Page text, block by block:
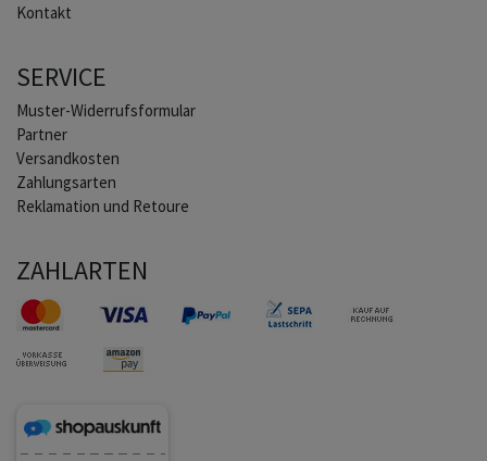
Kontakt
SERVICE
Muster-Widerrufsformular
Partner
Versandkosten
Zahlungsarten
Reklamation und Retoure
ZAHLARTEN